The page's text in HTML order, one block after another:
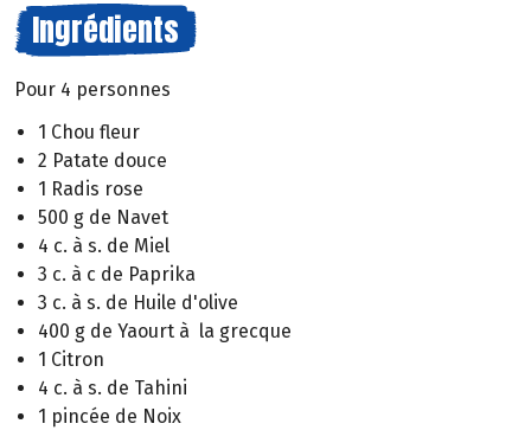
Ingrédients
Pour 4 personnes
1 Chou fleur
2 Patate douce
1 Radis rose
500 g de Navet
4 c. à s. de Miel
3 c. à c de Paprika
3 c. à s. de Huile d'olive
400 g de Yaourt à la grecque
1 Citron
4 c. à s. de Tahini
1 pincée de Noix